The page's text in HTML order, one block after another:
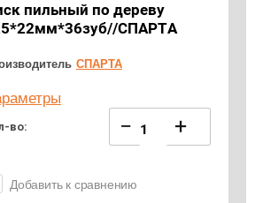
пильный по дереву
СПАРТА
СПАРТА
во: − +
Добавить к сравнению